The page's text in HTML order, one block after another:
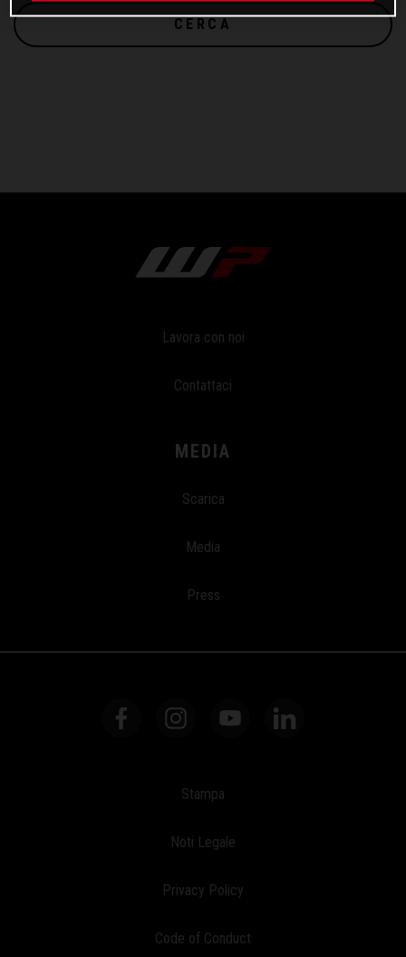
CERCA
Lavora con noi
Contattaci
MEDIA
Scarica
Media
Press
Stampa
Noti Legale
Privacy Policy
Code of Conduct